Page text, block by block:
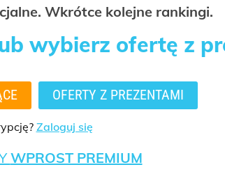
Wkrótce kolejne rankingi.
wybierz ofertę z
OFERTY Z PREZENTAMI
Zaloguj się
WPROST PREMIUM